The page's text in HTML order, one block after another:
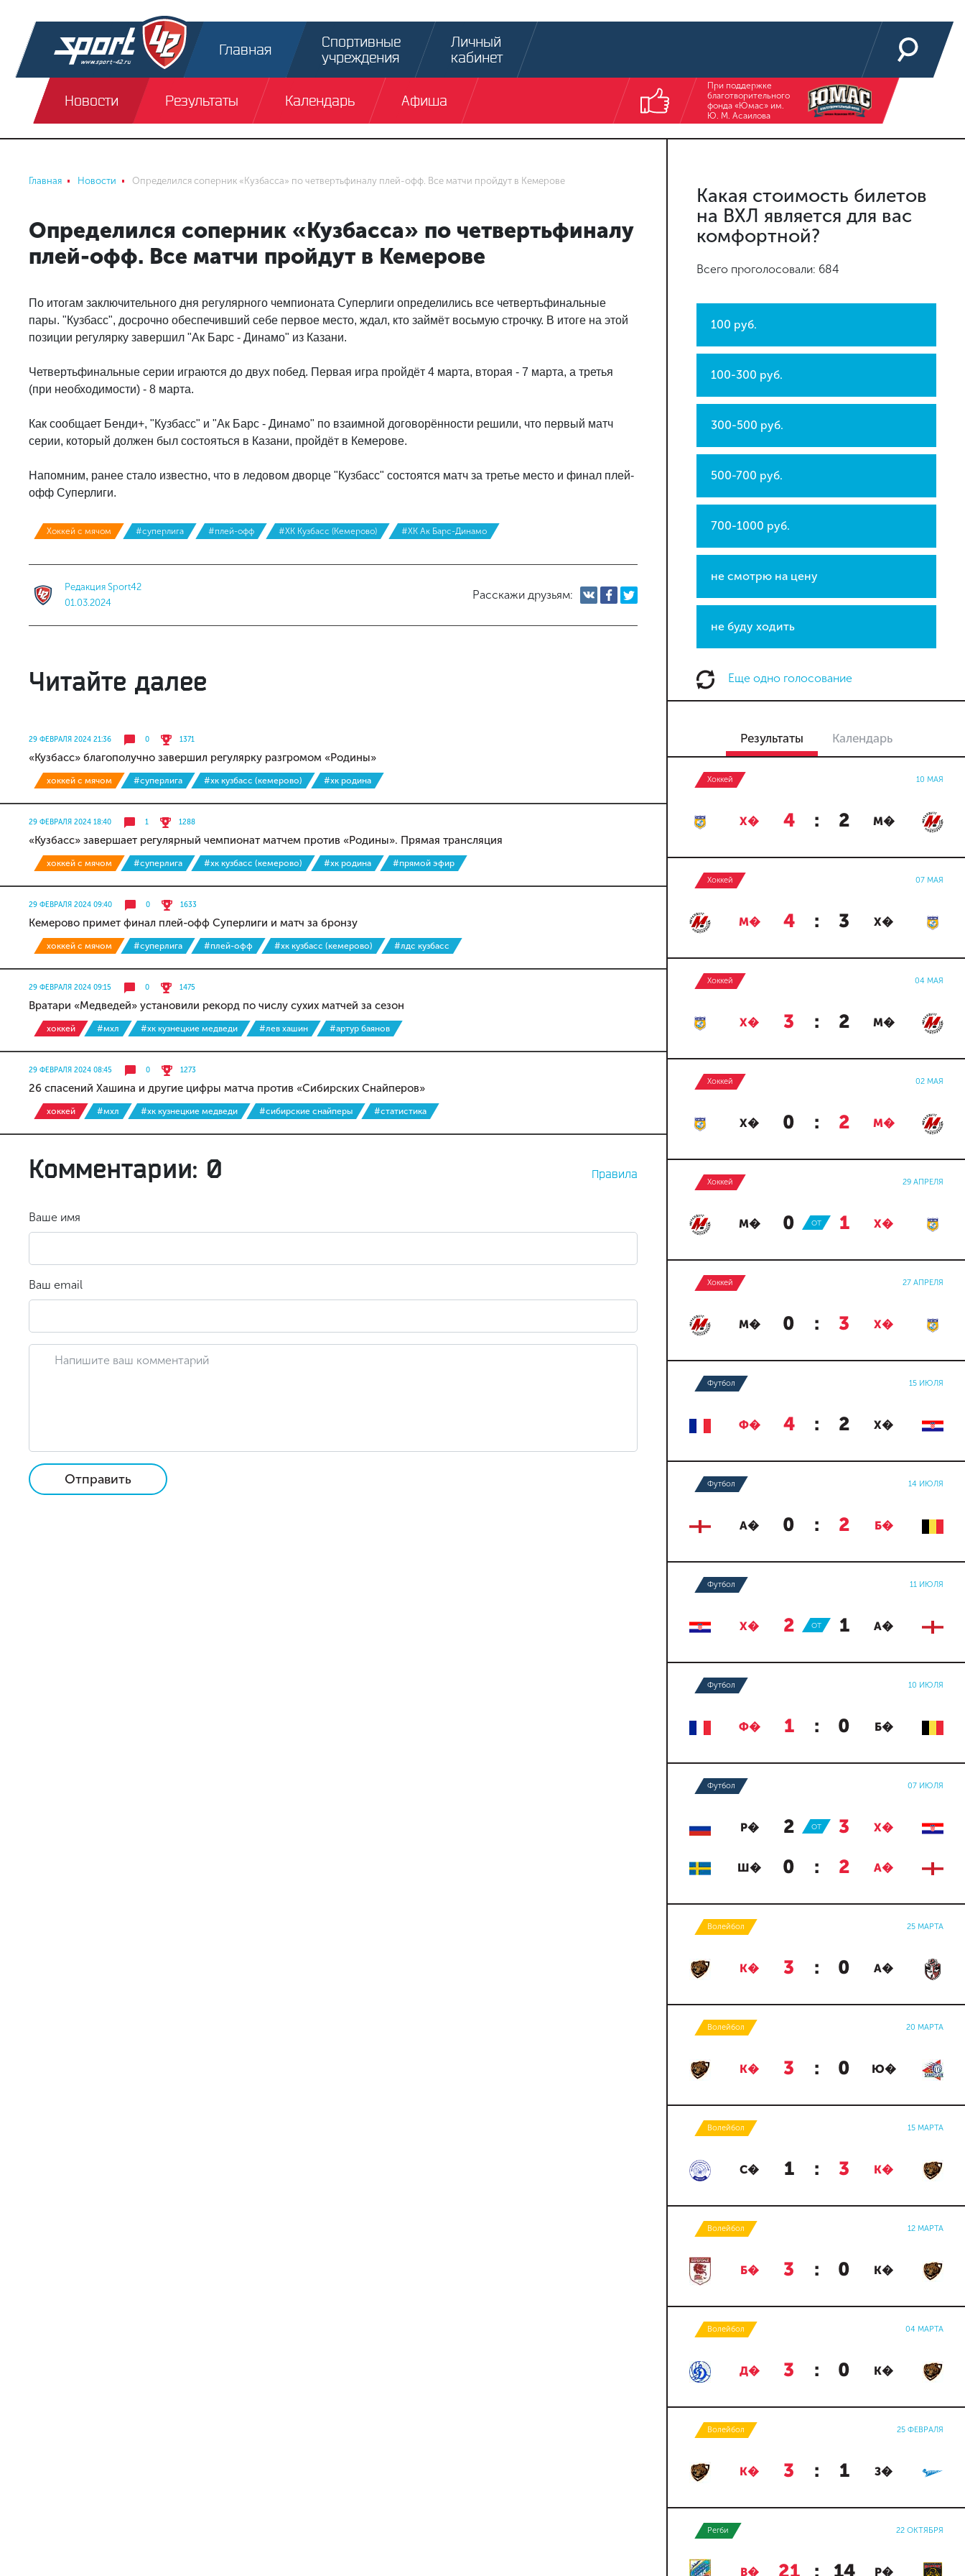
Главная
Спортивные
учреждения
Личный
кабинет
Новости Результаты Календарь Афиша
При поддержке
благотворительного
фонда «Юмас» им.
Ю. М. Асаилова
Главная Новости Определился соперник «Кузбасса» по четвертьфиналу плей-офф. Все матчи пройдут в Кемерове
Определился соперник «Кузбасса» по четвертьфиналу
плей-офф. Все матчи пройдут в Кемерове
По итогам заключительного дня регулярного чемпионата Суперлиги определились все четвертьфинальные
пары. "Кузбасс", досрочно обеспечивший себе первое место, ждал, кто займёт восьмую строчку. В итоге на этой
позиции регулярку завершил "Ак Барс - Динамо" из Казани.
Четвертьфинальные серии играются до двух побед. Первая игра пройдёт 4 марта, вторая - 7 марта, а третья
(при необходимости) - 8 марта.
Как сообщает Бенди+, "Кузбасс" и "Ак Барс - Динамо" по взаимной договорённости решили, что первый матч
серии, который должен был состояться в Казани, пройдёт в Кемерове.
Напомним, ранее стало известно, что в ледовом дворце "Кузбасс" состоятся матч за третье место и финал плей-
офф Суперлиги.
Хоккей с мячом #суперлига #плей-офф #ХК Кузбасс (Кемерово) #ХК Ак Барс-Динамо
Редакция Sport42
01.03.2024
Расскажи друзьям:
Читайте далее
29 ФЕВРАЛЯ 2024 21:36 0 1371
«Кузбасс» благополучно завершил регулярку разгромом «Родины»
хоккей с мячом #суперлига #хк кузбасс (кемерово) #хк родина
29 ФЕВРАЛЯ 2024 18:40 1 1288
«Кузбасс» завершает регулярный чемпионат матчем против «Родины». Прямая трансляция
хоккей с мячом #суперлига #хк кузбасс (кемерово) #хк родина #прямой эфир
29 ФЕВРАЛЯ 2024 09:40 0 1633
Кемерово примет финал плей-офф Суперлиги и матч за бронзу
хоккей с мячом #суперлига #плей-офф #хк кузбасс (кемерово) #лдс кузбасс
29 ФЕВРАЛЯ 2024 09:15 0 1475
Вратари «Медведей» установили рекорд по числу сухих матчей за сезон
хоккей #мхл #хк кузнецкие медведи #лев хашин #артур баянов
29 ФЕВРАЛЯ 2024 08:45 0 1273
26 спасений Хашина и другие цифры матча против «Сибирских Снайперов»
хоккей #мхл #хк кузнецкие медведи #сибирские снайперы #статистика
Комментарии: 0 Правила
Ваше имя
Ваш email
Отправить
Какая стоимость билетов
на ВХЛ является для вас
комфортной?
Всего проголосовали: 684
100 руб.
100-300 руб.
300-500 руб.
500-700 руб.
700-1000 руб.
не смотрю на цену
не буду ходить
Еще одно голосование
Результаты Календарь
Хоккей 10 МАЯ
Х� 4 : 2 М�
Хоккей 07 МАЯ
М� 4 : 3 Х�
Хоккей 04 МАЯ
Х� 3 : 2 М�
Хоккей 02 МАЯ
Х� 0 : 2 М�
Хоккей 29 АПРЕЛЯ
М� 0 : 1 Х�
ОТ
Хоккей 27 АПРЕЛЯ
М� 0 : 3 Х�
Футбол 15 ИЮЛЯ
Ф� 4 : 2 Х�
Футбол 14 ИЮЛЯ
А� 0 : 2 Б�
Футбол 11 ИЮЛЯ
Х� 2 : 1 А�
ОТ
Футбол 10 ИЮЛЯ
Ф� 1 : 0 Б�
Футбол 07 ИЮЛЯ
Р� 2 : 3 Х�
ОТ
Ш� 0 : 2 А�
Волейбол 25 МАРТА
К� 3 : 0 А�
Волейбол 20 МАРТА
К� 3 : 0 Ю�
Волейбол 15 МАРТА
С� 1 : 3 К�
Волейбол 12 МАРТА
Б� 3 : 0 К�
Волейбол 04 МАРТА
Д� 3 : 0 К�
Волейбол 25 ФЕВРАЛЯ
К� 3 : 1 З�
Регби 22 ОКТЯБРЯ
В� 21 : 14 Р�